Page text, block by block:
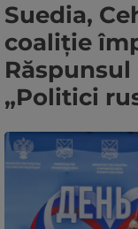
Suedia,
coaliție
„Politici